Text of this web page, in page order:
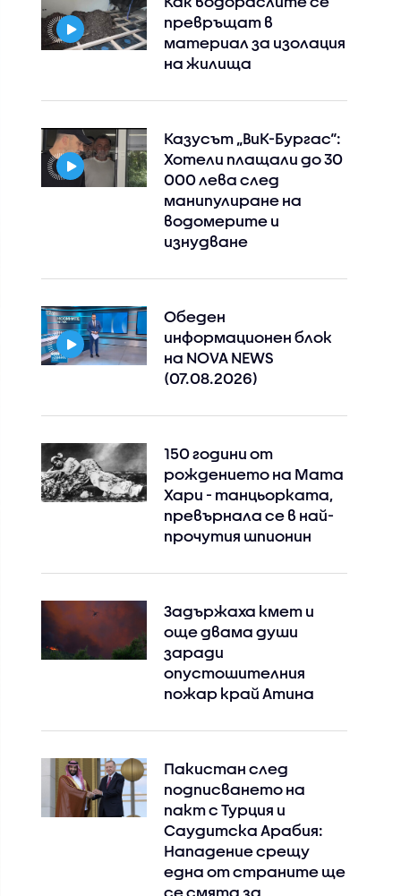
превръщат в
материал за изолация
на жилища
Казусът „ВиК-Бургас“:
Хотели плащали до 30
000 лева след
манипулиране на
водомерите и
изнудване
Обеден
информационен блок
на NOVA NEWS
(07.08.2026)
150 години от
рождението на Мата
Хари - танцьорката,
превърнала се в най-
прочутия шпионин
Задържаха кмет и
още двама души
заради
опустошителния
пожар край Атина
Пакистан след
подписването на
пакт с Турция и
Саудитска Арабия:
Нападение срещу
една от страните ще
се смята за